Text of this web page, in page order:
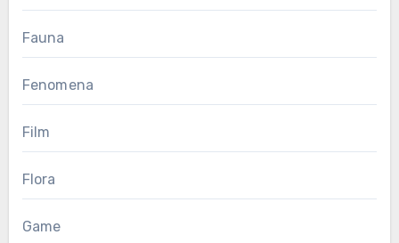
Fauna
Fenomena
Film
Flora
Game